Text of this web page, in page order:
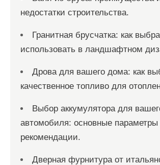
недостатки строительства.
Гранитная брусчатка: как
использовать в ландшафтном
Дрова для вашего дома: как
качественное топливо для
Выбор аккумулятора для
автомобиля: основные параметры
рекомендации.
Дверная фурнитура от